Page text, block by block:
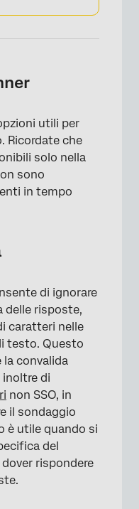
utili per
Ricordate che
solo nella
sono
in tempo
di ignorare
delle risposte,
caratteri nelle
testo. Questo
convalida
inoltre di
non SSO, in
il sondaggio
è utile quando si
del
rispondere